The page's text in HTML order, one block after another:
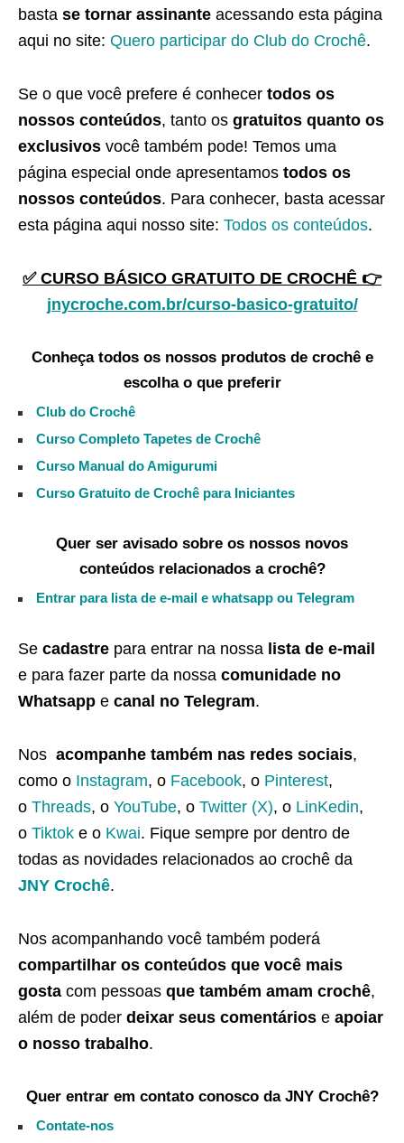
basta se tornar assinante acessando esta página
aqui no site: Quero participar do Club do Crochê.
Se o que você prefere é conhecer todos os
nossos conteúdos, tanto os gratuitos quanto os
exclusivos você também pode! Temos uma
página especial onde apresentamos todos os
nossos conteúdos. Para conhecer, basta acessar
esta página aqui nosso site: Todos os conteúdos.
✅ CURSO BÁSICO GRATUITO DE CROCHÊ 👉
jnycroche.com.br/curso-basico-gratuito/
Conheça todos os nossos produtos de crochê e
escolha o que preferir
Club do Crochê
Curso Completo Tapetes de Crochê
Curso Manual do Amigurumi
Curso Gratuito de Crochê para Iniciantes
Quer ser avisado sobre os nossos novos
conteúdos relacionados a crochê?
Entrar para lista de e-mail e whatsapp ou Telegram
Se cadastre para entrar na nossa lista de e-mail
e para fazer parte da nossa comunidade no
Whatsapp e canal no Telegram.
Nos acompanhe também nas redes sociais,
como o Instagram, o Facebook, o Pinterest,
o Threads, o YouTube, o Twitter (X), o LinKedin,
o Tiktok e o Kwai. Fique sempre por dentro de
todas as novidades relacionados ao crochê da
JNY Crochê.
Nos acompanhando você também poderá
compartilhar os conteúdos que você mais
gosta com pessoas que também amam crochê,
além de poder deixar seus comentários e apoiar
o nosso trabalho.
Quer entrar em contato conosco da JNY Crochê?
Contate-nos